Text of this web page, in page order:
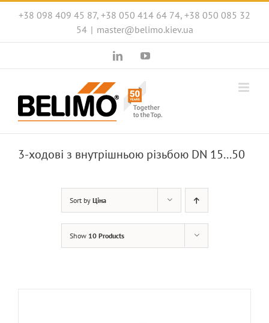
+38 098 409 45 87, +38 050 414 64 74, +38 050 085 32
54 | master@belimo.kiev.ua
LinkedInYouTube
3-ходові з внутрішньою різьбою DN 15...50
Sort by Ціна
Show 10 Products